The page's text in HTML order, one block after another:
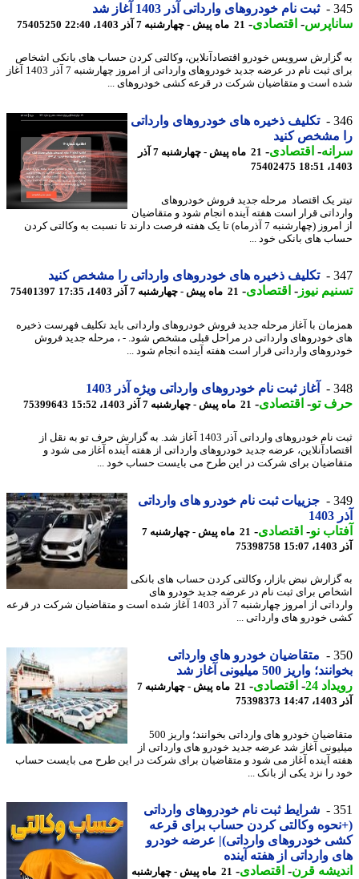
ثبت نام خودروهای وارداتی آذر 1403 آغاز شد
-اقتصادی-21 ماه پیش - چهارشنبه 7 آذر 1403، 22:40 75405250
سرویس خودرو اقتصادآنلاین، وکالتی کردن حساب های بانکی اشخاص
برای ثبت نام در عرضه جدید خودروهای وارداتی از امروز چهارشنبه 7 آذر 1403 آغاز
است و متقاضیان شرکت در قرعه کشی خودروهای ...
تکلیف ذخیره های خودروهای وارداتی
مشخص کنید
- اقتصادی-
21 ماه پیش - چهارشنبه 7 آذر
75402475
یک اقتصاد مرحله جدید فروش خودروهای
قرار است هفته آینده انجام شود و متقاضیان
از امروز (چهارشنبه 7 آذرماه) تا یک هفته فرصت دارند تا نسبت به وکالتی کردن
های بانکی خود ...
تکلیف ذخیره های خودروهای وارداتی را مشخص کنید
نیوز-اقتصادی-21 ماه پیش - چهارشنبه 7 آذر 1403، 17:35 75401397
با آغاز مرحله جدید فروش خودروهای وارداتی باید تکلیف فهرست ذخیره
خودروهای وارداتی در مراحل قبلی مشخص شود. - ، مرحله جدید فروش
وارداتی قرار است هفته آینده انجام شود ...
آغاز ثبت نام خودروهای وارداتی ویژه آذر 1403
تو- اقتصادی-21 ماه پیش - چهارشنبه 7 آذر 1403، 15:52 75399643
ثبت نام خودروهای وارداتی آذر 1403 آغاز شد. به گزارش حرف تو به نقل از
عرضه جدید خودروهای وارداتی از هفته آینده آغاز می شود و
برای شرکت در این طرح می بایست حساب خود ...
جزییات ثبت نام خودرو های وارداتی
نو- اقتصادی-
21 ماه پیش - چهارشنبه 7
75398758
نبض بازار، وکالتی کردن حساب های بانکی
برای ثبت نام در عرضه جدید خودرو های
وارداتی از امروز چهارشنبه 7 آذر 1403 آغاز شده است و متقاضیان شرکت در قرعه
خودرو های وارداتی ...
متقاضیان خودرو های وارداتی
واریز 500 میلیونی آغاز شد
24
-اقتصادی-
21 ماه پیش - چهارشنبه 7
75398373
متقاضیان خودرو های وارداتی بخوانند؛ واریز 500
آغاز شد عرضه جدید خودرو های وارداتی از
آینده آغاز می شود و متقاضیان برای شرکت در این طرح می بایست حساب
را نزد یکی از بانک ...
شرایط ثبت نام خودروهای وارداتی
وکالتی کردن حساب برای قرعه
خودروهای وارداتی)| عرضه خودرو
وارداتی از هفته آینده
قرن- اقتصادی-
21 ماه پیش - چهارشنبه